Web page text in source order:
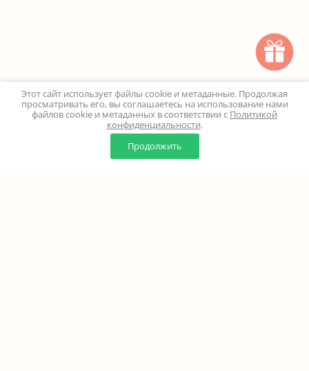
0
Корзина
Этот сайт использует файлы cookie и метаданные. Продолжая
просматривать его, вы соглашаетесь на использование нами
файлов cookie и метаданных в соответствии с Политикой
конфиденциальности.
Продолжить